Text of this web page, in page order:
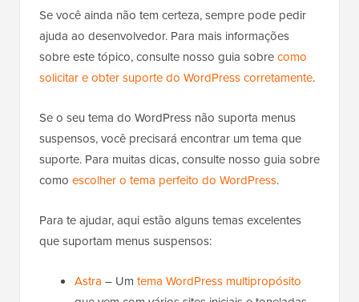
Se você ainda não tem certeza, sempre pode pedir
ajuda ao desenvolvedor. Para mais informações
sobre este tópico, consulte nosso guia sobrecomo
solicitar e obter suporte do WordPress corretamente.
Se o seu tema do WordPress não suporta menus
suspensos, você precisará encontrar um tema que
suporte. Para muitas dicas, consulte nosso guia sobre
como escolher o tema perfeito do WordPress.
Para te ajudar, aqui estão alguns temas excelentes
que suportam menus suspensos:
Astra – Um tema WordPress multipropósito